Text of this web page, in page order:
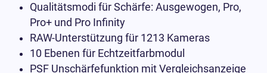
Qualitätsmodi für Schärfe: Ausgewogen, Pro,
Pro+ und Pro Infinity
RAW-Unterstützung für 1213 Kameras
10 Ebenen für Echtzeitfarbmodul
PSF Unschärfefunktion mit Vergleichsanzeige